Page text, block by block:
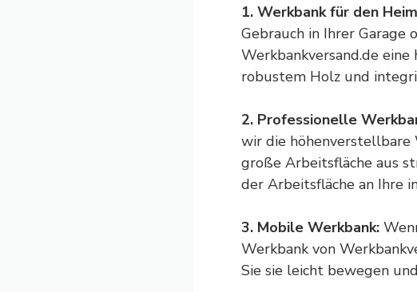
1. Werkbank für den
Gebrauch in Ihrer Garage
Werkbankversand.de
robustem Holz und
2. Professionelle
wir die höhenverstellbare
große Arbeitsfläche aus
der Arbeitsfläche an Ihre
3. Mobile Werkbank:
Werkbank von
Sie sie leicht bewegen